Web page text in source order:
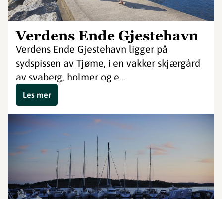
Verdens Ende Gjestehavn
Verdens Ende Gjestehavn ligger på
sydspissen av Tjøme, i en vakker skjærgård
av svaberg, holmer og e...
Les mer